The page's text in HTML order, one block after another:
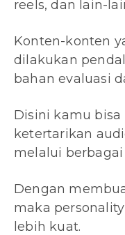
reels, dan lain-
Konten-konten
dilakukan
bahan evaluasi
Disini kamu
ketertarikan
melalui
Dengan
maka
lebih kuat.